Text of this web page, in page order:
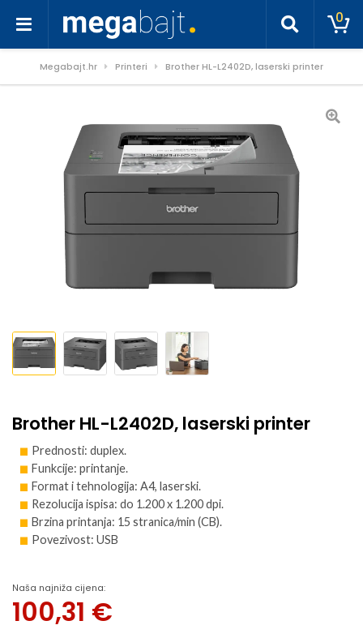
0
Megabajt.hr Printeri Brother HL-L2402D, laserski printer
Brother HL-L2402D, laserski printer
Prednosti: duplex.
Funkcije: printanje.
Format i tehnologija: A4, laserski.
Rezolucija ispisa: do 1.200 x 1.200 dpi.
Brzina printanja: 15 stranica/min (CB).
Povezivost: USB
Naša najniža cijena:
100,31 €